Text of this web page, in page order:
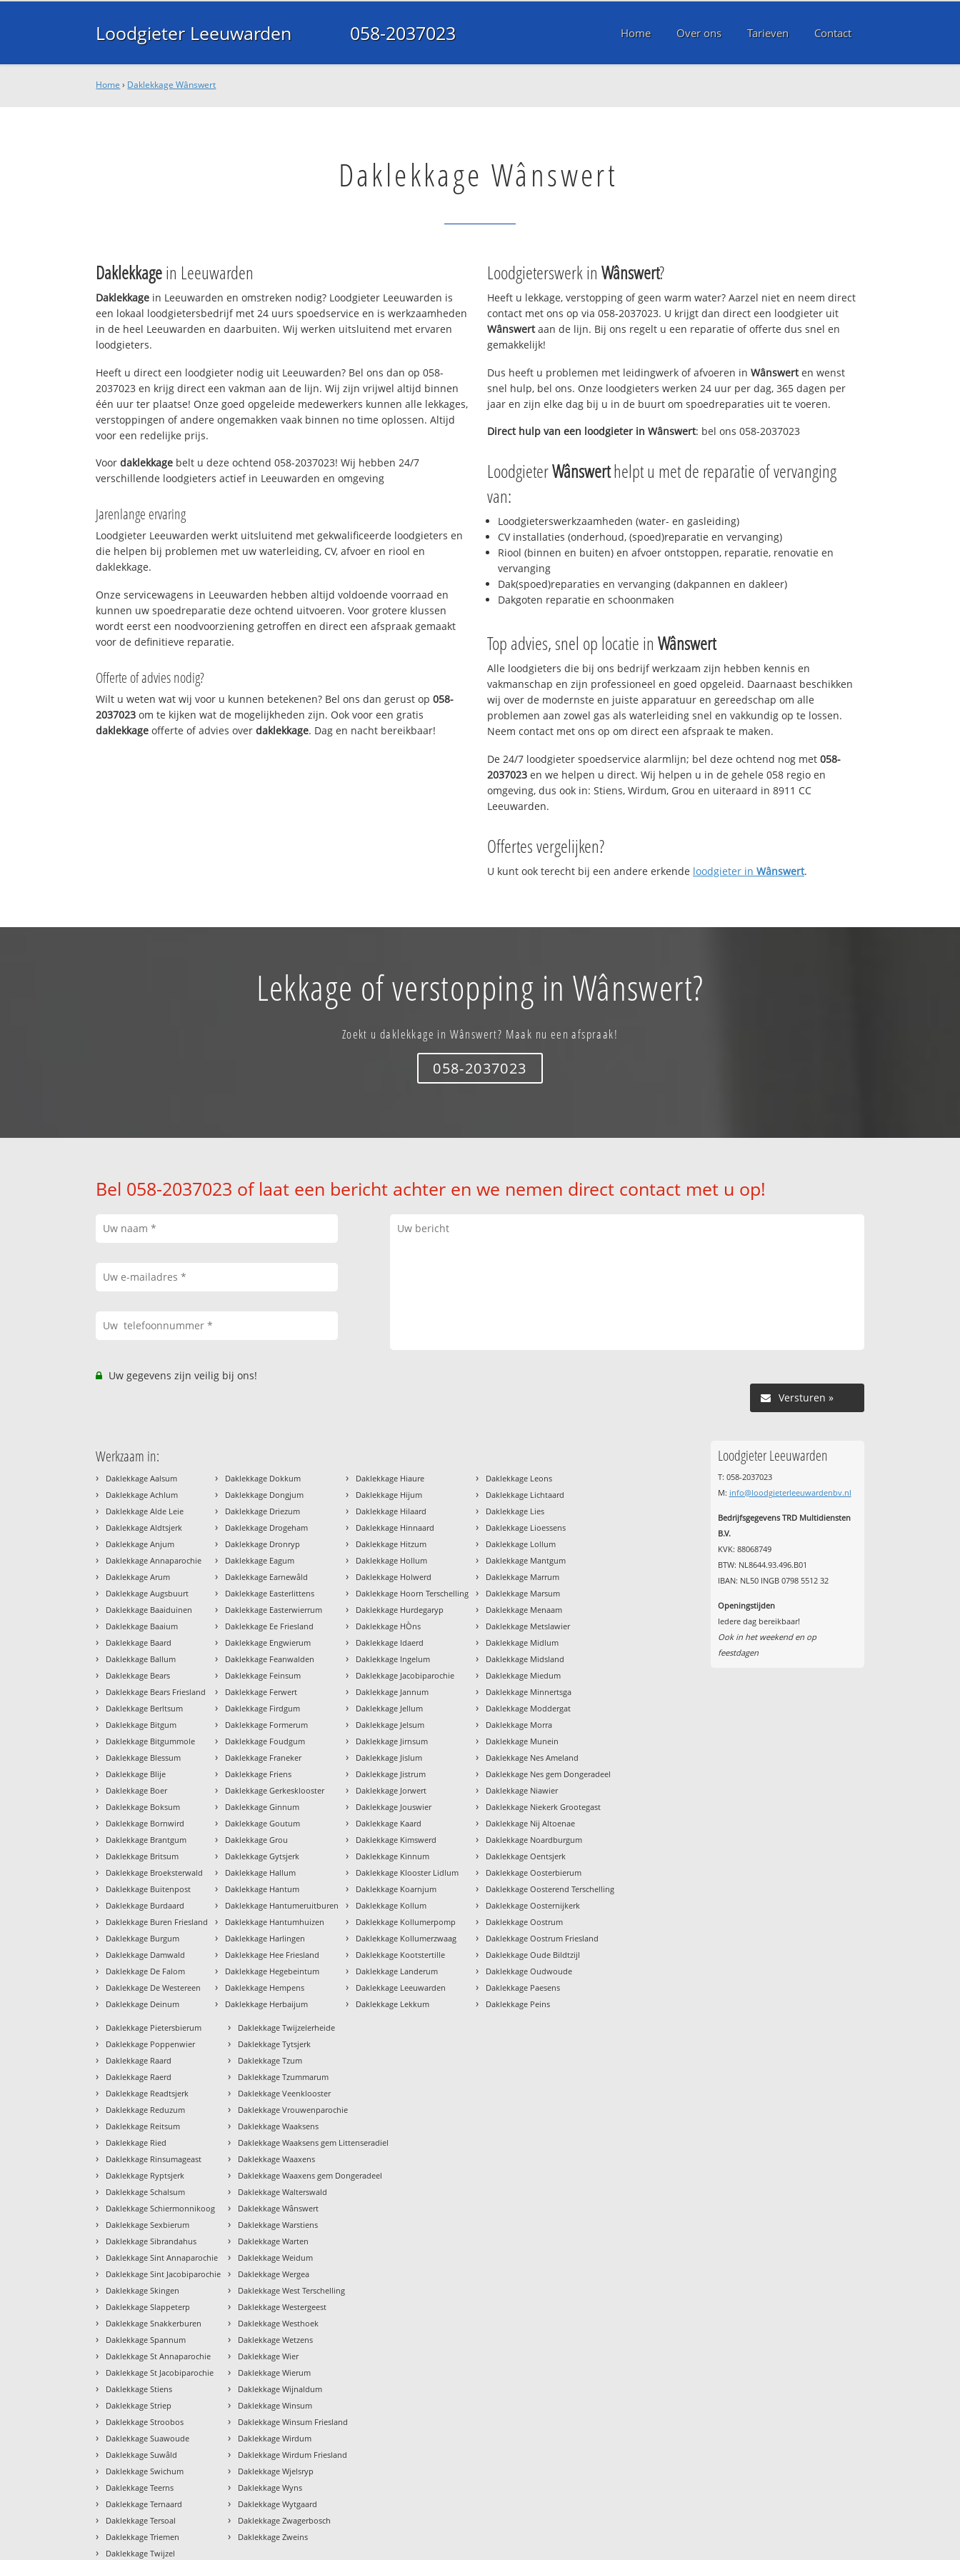
Loodgieter Leeuwarden 058-2037023 Home Over ons Tarieven Contact
Home › Daklekkage Wânswert
Daklekkage Wânswert
Daklekkagein Leeuwarden
Daklekkage in Leeuwarden en omstreken nodig? Loodgieter Leeuwarden is
een lokaal loodgietersbedrijf met 24 uurs spoedservice en is werkzaamheden
in de heel Leeuwarden en daarbuiten. Wij werken uitsluitend met ervaren
loodgieters.
Heeft u direct een loodgieter nodig uit Leeuwarden? Bel ons dan op 058-
2037023 en krijg direct een vakman aan de lijn. Wij zijn vrijwel altijd binnen
één uur ter plaatse! Onze goed opgeleide medewerkers kunnen alle lekkages,
verstoppingen of andere ongemakken vaak binnen no time oplossen. Altijd
voor een redelijke prijs.
Voordaklekkage belt u deze ochtend 058-2037023! Wij hebben 24/7
verschillende loodgieters actief in Leeuwarden en omgeving
Jarenlange ervaring
Loodgieter Leeuwarden werkt uitsluitend met gekwalificeerde loodgieters en
die helpen bij problemen met uw waterleiding, CV, afvoer en riool en
daklekkage.
Onze servicewagens in Leeuwarden hebben altijd voldoende voorraad en
kunnen uw spoedreparatie deze ochtend uitvoeren. Voor grotere klussen
wordt eerst een noodvoorziening getroffen en direct een afspraak gemaakt
voor de definitieve reparatie.
Offerte of advies nodig?
Wilt u weten wat wij voor u kunnen betekenen? Bel ons dan gerust op058-
2037023 om te kijken wat de mogelijkheden zijn. Ook voor een gratis
daklekkage offerte of advies overdaklekkage. Dag en nacht bereikbaar!
Loodgieterswerk in Wânswert?
Heeft u lekkage, verstopping of geen warm water? Aarzel niet en neem direct
contact met ons op via 058-2037023. U krijgt dan direct een loodgieter uit
Wânswertaan de lijn. Bij ons regelt u een reparatie of offerte dus snel en
gemakkelijk!
Dus heeft u problemen met leidingwerk of afvoeren in Wânswerten wenst
snel hulp, bel ons. Onze loodgieters werken 24 uur per dag, 365 dagen per
jaar en zijn elke dag bij u in de buurt om spoedreparaties uit te voeren.
Direct hulp van een loodgieter in Wânswert: bel ons 058-2037023
LoodgieterWânswerthelpt u met de reparatie of vervanging
van:
Loodgieterswerkzaamheden (water- en gasleiding)
CV installaties (onderhoud, (spoed)reparatie en vervanging)
Riool (binnen en buiten) en afvoer ontstoppen, reparatie, renovatie en
vervanging
Dak(spoed)reparaties en vervanging (dakpannen en dakleer)
Dakgoten reparatie en schoonmaken
Top advies, snel op locatie in Wânswert
Alle loodgieters die bij ons bedrijf werkzaam zijn hebben kennis en
vakmanschap en zijn professioneel en goed opgeleid. Daarnaast beschikken
wij over de modernste en juiste apparatuur en gereedschap om alle
problemen aan zowel gas als waterleiding snel en vakkundig op te lossen.
Neem contact met ons op om direct een afspraak te maken.
De 24/7 loodgieter spoedservice alarmlijn; bel deze ochtend nog met 058-
2037023 en we helpen u direct. Wij helpen u in de gehele 058 regio en
omgeving, dus ook in: Stiens, Wirdum, Grou en uiteraard in 8911 CC
Leeuwarden.
Offertes vergelijken?
U kunt ook terecht bij een andere erkende loodgieter in Wânswert.
Lekkage of verstopping in Wânswert?
Zoekt u daklekkage in Wânswert? Maak nu een afspraak!
058-2037023
Bel 058-2037023 of laat een bericht achter en we nemen direct contact met u op!
Uw gegevens zijn veilig bij ons!
Versturen »
Werkzaam in:
› Daklekkage Aalsum
› Daklekkage Achlum
› Daklekkage Alde Leie
› Daklekkage Aldtsjerk
› Daklekkage Anjum
› Daklekkage Annaparochie
› Daklekkage Arum
› Daklekkage Augsbuurt
› Daklekkage Baaiduinen
› Daklekkage Baaium
› Daklekkage Baard
› Daklekkage Ballum
› Daklekkage Bears
› Daklekkage Bears Friesland
› Daklekkage Berltsum
› Daklekkage Bitgum
› Daklekkage Bitgummole
› Daklekkage Blessum
› Daklekkage Blije
› Daklekkage Boer
› Daklekkage Boksum
› Daklekkage Bornwird
› Daklekkage Brantgum
› Daklekkage Britsum
› Daklekkage Broeksterwald
› Daklekkage Buitenpost
› Daklekkage Burdaard
› Daklekkage Buren Friesland
› Daklekkage Burgum
› Daklekkage Damwald
› Daklekkage De Falom
› Daklekkage De Westereen
› Daklekkage Deinum
› Daklekkage Dokkum
› Daklekkage Dongjum
› Daklekkage Driezum
› Daklekkage Drogeham
› Daklekkage Dronryp
› Daklekkage Eagum
› Daklekkage Earnewâld
› Daklekkage Easterlittens
› Daklekkage Easterwierrum
› Daklekkage Ee Friesland
› Daklekkage Engwierum
› Daklekkage Feanwalden
› Daklekkage Feinsum
› Daklekkage Ferwert
› Daklekkage Firdgum
› Daklekkage Formerum
› Daklekkage Foudgum
› Daklekkage Franeker
› Daklekkage Friens
› Daklekkage Gerkesklooster
› Daklekkage Ginnum
› Daklekkage Goutum
› Daklekkage Grou
› Daklekkage Gytsjerk
› Daklekkage Hallum
› Daklekkage Hantum
› Daklekkage Hantumeruitburen
› Daklekkage Hantumhuizen
› Daklekkage Harlingen
› Daklekkage Hee Friesland
› Daklekkage Hegebeintum
› Daklekkage Hempens
› Daklekkage Herbaijum
› Daklekkage Hiaure
› Daklekkage Hijum
› Daklekkage Hilaard
› Daklekkage Hinnaard
› Daklekkage Hitzum
› Daklekkage Hollum
› Daklekkage Holwerd
› Daklekkage Hoorn Terschelling
› Daklekkage Hurdegaryp
› Daklekkage HÒns
› Daklekkage Idaerd
› Daklekkage Ingelum
› Daklekkage Jacobiparochie
› Daklekkage Jannum
› Daklekkage Jellum
› Daklekkage Jelsum
› Daklekkage Jirnsum
› Daklekkage Jislum
› Daklekkage Jistrum
› Daklekkage Jorwert
› Daklekkage Jouswier
› Daklekkage Kaard
› Daklekkage Kimswerd
› Daklekkage Kinnum
› Daklekkage Klooster Lidlum
› Daklekkage Koarnjum
› Daklekkage Kollum
› Daklekkage Kollumerpomp
› Daklekkage Kollumerzwaag
› Daklekkage Kootstertille
› Daklekkage Landerum
› Daklekkage Leeuwarden
› Daklekkage Lekkum
› Daklekkage Leons
› Daklekkage Lichtaard
› Daklekkage Lies
› Daklekkage Lioessens
› Daklekkage Lollum
› Daklekkage Mantgum
› Daklekkage Marrum
› Daklekkage Marsum
› Daklekkage Menaam
› Daklekkage Metslawier
› Daklekkage Midlum
› Daklekkage Midsland
› Daklekkage Miedum
› Daklekkage Minnertsga
› Daklekkage Moddergat
› Daklekkage Morra
› Daklekkage Munein
› Daklekkage Nes Ameland
› Daklekkage Nes gem Dongeradeel
› Daklekkage Niawier
› Daklekkage Niekerk Grootegast
› Daklekkage Nij Altoenae
› Daklekkage Noardburgum
› Daklekkage Oentsjerk
› Daklekkage Oosterbierum
› Daklekkage Oosterend Terschelling
› Daklekkage Oosternijkerk
› Daklekkage Oostrum
› Daklekkage Oostrum Friesland
› Daklekkage Oude Bildtzijl
› Daklekkage Oudwoude
› Daklekkage Paesens
› Daklekkage Peins
› Daklekkage Pietersbierum
› Daklekkage Poppenwier
› Daklekkage Raard
› Daklekkage Raerd
› Daklekkage Readtsjerk
› Daklekkage Reduzum
› Daklekkage Reitsum
› Daklekkage Ried
› Daklekkage Rinsumageast
› Daklekkage Ryptsjerk
› Daklekkage Schalsum
› Daklekkage Schiermonnikoog
› Daklekkage Sexbierum
› Daklekkage Sibrandahus
› Daklekkage Sint Annaparochie
› Daklekkage Sint Jacobiparochie
› Daklekkage Skingen
› Daklekkage Slappeterp
› Daklekkage Snakkerburen
› Daklekkage Spannum
› Daklekkage St Annaparochie
› Daklekkage St Jacobiparochie
› Daklekkage Stiens
› Daklekkage Striep
› Daklekkage Stroobos
› Daklekkage Suawoude
› Daklekkage Suwâld
› Daklekkage Swichum
› Daklekkage Teerns
› Daklekkage Ternaard
› Daklekkage Tersoal
› Daklekkage Triemen
› Daklekkage Twijzel
› Daklekkage Twijzelerheide
› Daklekkage Tytsjerk
› Daklekkage Tzum
› Daklekkage Tzummarum
› Daklekkage Veenklooster
› Daklekkage Vrouwenparochie
› Daklekkage Waaksens
› Daklekkage Waaksens gem Littenseradiel
› Daklekkage Waaxens
› Daklekkage Waaxens gem Dongeradeel
› Daklekkage Walterswald
› Daklekkage Wânswert
› Daklekkage Warstiens
› Daklekkage Warten
› Daklekkage Weidum
› Daklekkage Wergea
› Daklekkage West Terschelling
› Daklekkage Westergeest
› Daklekkage Westhoek
› Daklekkage Wetzens
› Daklekkage Wier
› Daklekkage Wierum
› Daklekkage Wijnaldum
› Daklekkage Winsum
› Daklekkage Winsum Friesland
› Daklekkage Wirdum
› Daklekkage Wirdum Friesland
› Daklekkage Wjelsryp
› Daklekkage Wyns
› Daklekkage Wytgaard
› Daklekkage Zwagerbosch
› Daklekkage Zweins
Loodgieter Leeuwarden
T: 058-2037023
M: info@loodgieterleeuwardenbv.nl
Bedrijfsgegevens TRD Multidiensten
B.V.
KVK: 88068749
BTW: NL8644.93.496.B01
IBAN: NL50 INGB 0798 5512 32
Openingstijden
Iedere dag bereikbaar!
Ook in het weekend en op
feestdagen